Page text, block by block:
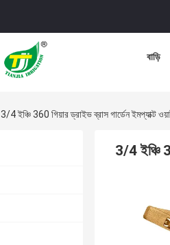
বাড়ি
3/4 ইঞ্চি 360 গিয়ার ড্রাইভ ব্রাস গার্ডেন ইমপ্যাক্ট
3/4 ইঞ্চি